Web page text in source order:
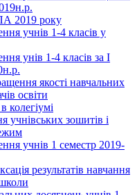
2019 року
учнів 1-4 класів у
унів 1-4 класів за І
якості навчальних
освіти
колегіумі
учнівських зошитів і
учнів 1 семестр 2019-
результатів навчання